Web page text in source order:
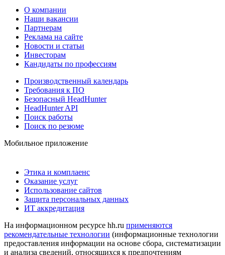
О компании
Наши вакансии
Партнерам
Реклама на сайте
Новости и статьи
Инвесторам
Кандидаты по профессиям
Производственный календарь
Требования к ПО
Безопасный HeadHunter
HeadHunter API
Поиск работы
Поиск по резюме
Мобильное приложение
Этика и комплаенс
Оказание услуг
Использование сайтов
Защита персональных данных
ИТ аккредитация
На информационном ресурсе hh.ru применяются
рекомендательные технологии (информационные технологии
предоставления информации на основе сбора, систематизации
и анализа сведений, относящихся к предпочтениям